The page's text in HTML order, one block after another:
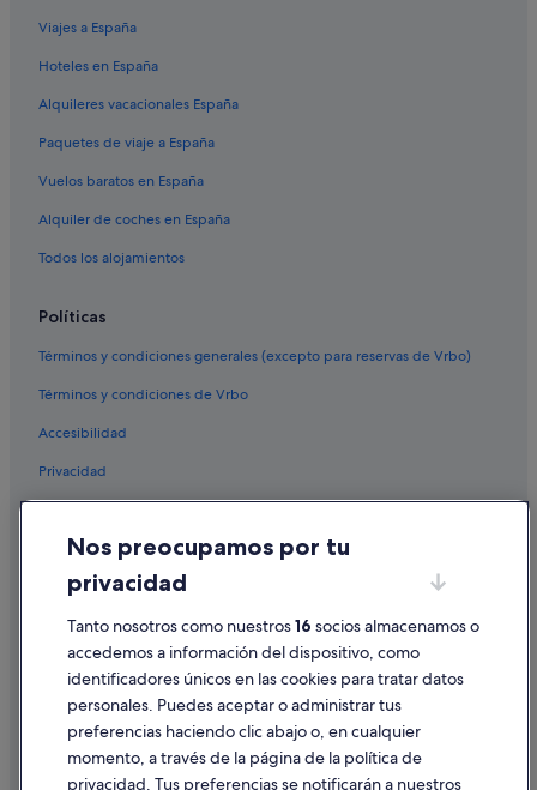
Viajes a España
Hoteles en España
Alquileres vacacionales España
Paquetes de viaje a España
Vuelos baratos en España
Alquiler de coches en España
Todos los alojamientos
Políticas
Términos y condiciones generales (excepto para reservas de Vrbo)
Términos y condiciones de Vrbo
Accesibilidad
Privacidad
Condiciones de uso
Información legal/contacto
Pautas sobre el contenido y cómo denunciar contenido
Ayuda
Cancelar un vuelo
Nos preocupamos por tu
privacidad
Tanto nosotros como nuestros16 socios almacenamos o
accedemos a información del dispositivo, como
identificadores únicos en las cookies para tratar datos
personales. Puedes aceptar o administrar tus
preferencias haciendo clic abajo o, en cualquier
momento, a través de la página de la política de
privacidad. Tus preferencias se notificarán a nuestros